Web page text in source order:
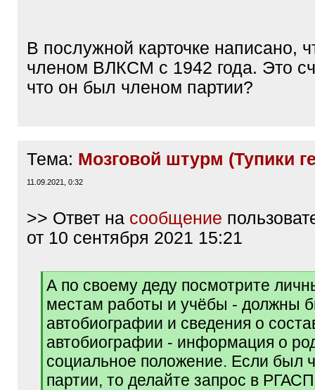
В послужной карточке написано,
членом ВЛКСМ с 1942 года. Это
что он был членом партии?
Тема: Мозговой штурм (Тупики
11.09.2021, 0:32
>> Ответ на сообщение
от 10 сентября 2021 15:21
[
q
]
А по своему деду посмотрите
местам работы и учёбы - должны
автобиографии и сведения о
автобиографии - информация о
социальное положение. Если был
партии, то делайте запрос в